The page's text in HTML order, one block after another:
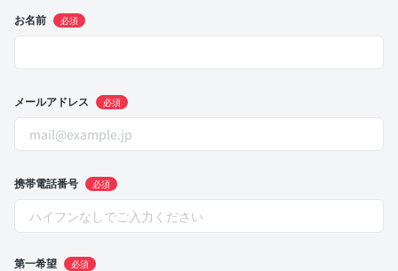
お名前 必須
メールアドレス 必須
携帯電話番号 必須
第一希望 必須